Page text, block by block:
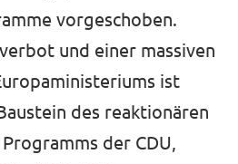
vorgeschoben.
und einer massiven
ist
des reaktionären
der CDU,